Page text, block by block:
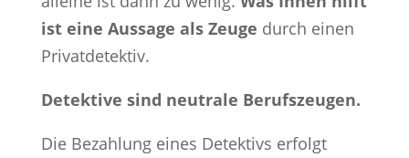
ist eine Aussage als Zeuge durch einen
Privatdetektiv.
Detektive sind neutrale Berufszeugen.
Die Bezahlung eines Detektivs erfolgt